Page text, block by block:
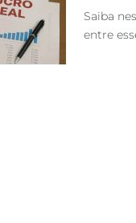
Saiba
entre